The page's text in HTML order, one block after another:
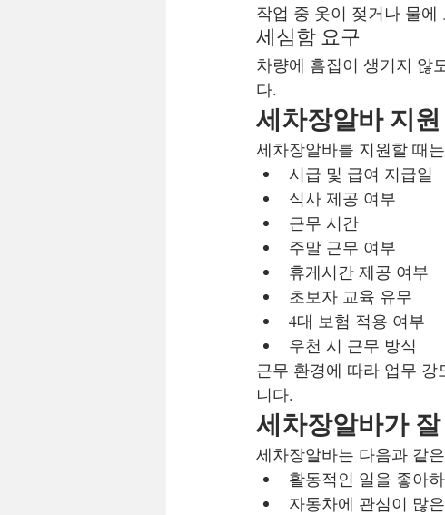
작업 중 옷이 젖거나 물
세심함 요구
차량에 흠집이 생기지 않
다.
세차장알바 지
세차장알바를 지원할 때
시급 및 급여 지급일
식사 제공 여부
근무 시간
주말 근무 여부
휴게시간 제공 여부
초보자 교육 유무
4대 보험 적용 여부
우천 시 근무 방식
근무 환경에 따라 업무
니다.
세차장알바가
세차장알바는 다음과 같
활동적인 일을 좋아
자동차에 관심이 많